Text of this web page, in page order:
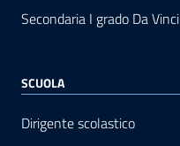
Secondaria I grado Da Vinci
SCUOLA
Dirigente scolastico